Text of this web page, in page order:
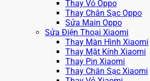
Thay Vỏ Oppo
Thay Chân Sạc Oppo
Sửa Main Oppo
Sửa Điện Thoại Xiaomi
Thay Màn Hình Xiaomi
Thay Mặt Kính Xiaomi
Thay Pin Xiaomi
Thay Chân Sạc Xiaomi